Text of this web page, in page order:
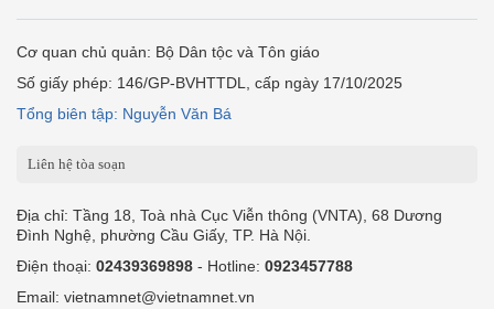
Cơ quan chủ quản: Bộ Dân tộc và Tôn giáo
Số giấy phép: 146/GP-BVHTTDL, cấp ngày 17/10/2025
Tổng biên tập: Nguyễn Văn Bá
Liên hệ tòa soạn
Địa chỉ: Tầng 18, Toà nhà Cục Viễn thông (VNTA), 68 Dương
Đình Nghệ, phường Cầu Giấy, TP. Hà Nội.
Điện thoại: 02439369898 - Hotline: 0923457788
Email: vietnamnet@vietnamnet.vn